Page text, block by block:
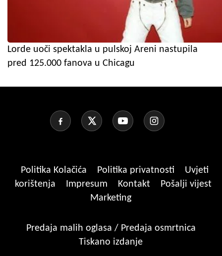
Lorde uoči spektakla u pulskoj Areni nastupila
pred 125.000 fanova u Chicagu
Politika Kolačića Politika privatnosti
Uvjeti
korištenja
Impresum Kontakt
Pošalji vijest
Marketing
Predaja malih oglasa / Predaja osmrtnica
Tiskano izdanje